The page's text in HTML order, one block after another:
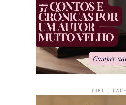
PUBLICIDADE